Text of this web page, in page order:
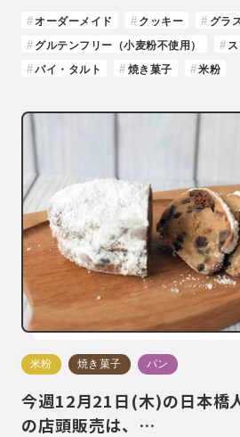
オーダーメイド クッキー
グラ
グルテンフリー（小麦粉不使用）
パイ・タルト
焼き菓子 米粉
米粉 焼き菓子 パン
今週12月21日(木)の日本橋
の店頭販売は、…